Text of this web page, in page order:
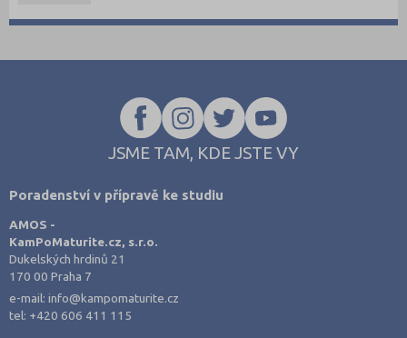
JSME TAM, KDE JSTE VY
Poradenství v přípravě ke studiu
AMOS -
KamPoMaturite.cz, s.r.o.
Dukelských hrdinů 21
170 00 Praha 7
e-mail:info@kampomaturite.cz
tel: +420 606 411 115